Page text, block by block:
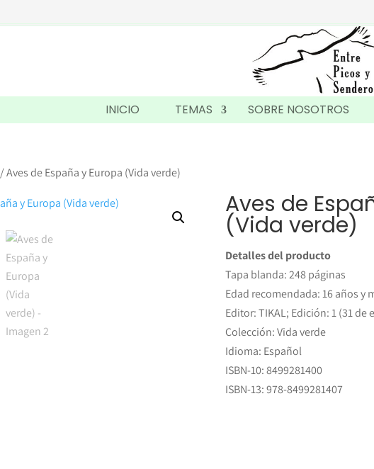
INICIO TEMAS SOBRE NOSOTROS
/ Aves de España y Europa (Vida verde)
Aves de
(Vida verde)
Detalles del producto
Tapa blanda: 248 páginas
Edad recomendada: 16 años y
Editor: TIKAL; Edición: 1 (31 de
Colección: Vida verde
Idioma: Español
ISBN-10: 8499281400
ISBN-13: 978-8499281407